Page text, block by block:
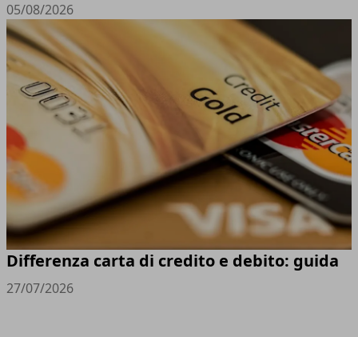
05/08/2026
Differenza carta di credito e debito: guida
27/07/2026